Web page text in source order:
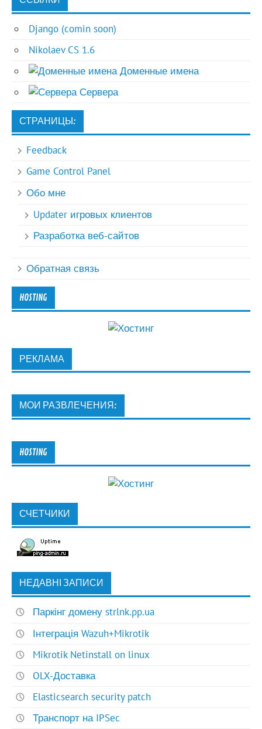
Django (comin soon)
Nikolaev CS 1.6
Доменные имена
Сервера
СТРАНИЦЫ:
Feedback
Game Control Panel
Обо мне
Updater игровых клиентов
Разработка веб-сайтов
Обратная связь
HOSTING
РЕКЛАМА
МОИ РАЗВЛЕЧЕНИЯ:
HOSTING
СЧЕТЧИКИ
НЕДАВНІ ЗАПИСИ
Паркінг домену strlnk.pp.ua
Інтеграція Wazuh+Mikrotik
Mikrotik Netinstall on linux
OLX-Доставка
Elasticsearch security patch
Транспорт на IPSec